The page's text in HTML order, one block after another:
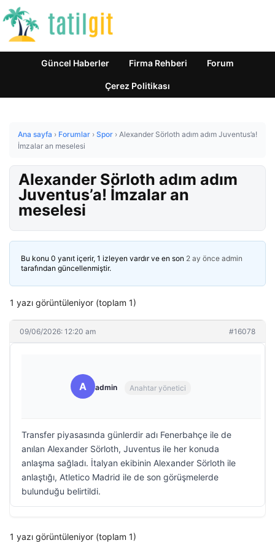
Güncel Haberler Firma Rehberi Forum
Çerez Politikası
Ana sayfa › Forumlar › Spor › Alexander Sörloth adım adım Juventus’a!
İmzalar an meselesi
Alexander Sörloth adım adım
Juventus’a! İmzalar an
meselesi
Bu konu 0 yanıt içerir, 1 izleyen vardır ve en son 2 ay önce admin
tarafından güncellenmiştir.
1 yazı görüntüleniyor (toplam 1)
09/06/2026: 12:20 am #16078
A admin Anahtar yönetici
Transfer piyasasında günlerdir adı Fenerbahçe ile de
anılan Alexander Sörloth, Juventus ile her konuda
anlaşma sağladı. İtalyan ekibinin Alexander Sörloth ile
anlaştığı, Atletico Madrid ile de son görüşmelerde
bulunduğu belirtildi.
1 yazı görüntüleniyor (toplam 1)